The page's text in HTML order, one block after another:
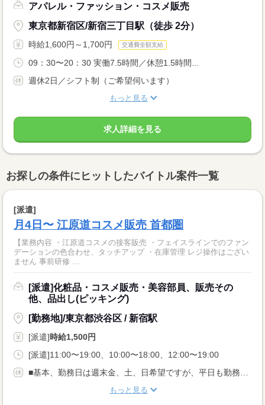
アパレル・ファッション・コスメ販売
東京都新宿区/新宿三丁目駅（徒歩 2分）
時給1,600円～1,700円 交通費全額支給
09：30〜20：30 実働7.5時間／休憩1.5時間...
週休2日／シフト制（ご希望伺います）
もっと見る
求人詳細を見る
お探しの条件にヒットしたバイトル案件一覧
[派遣]
月4日〜 江原道コスメ販売 首都圏
【業務内容 ・江原道コスメの接客販売 ・フェイスラインでのファン
デーションの色合わせ、タッチアップ ・在庫管理 レジ操作はござい
ません 事前研修 ...
[派遣]化粧品・コスメ販売・美容部員、販売その
他、品出し(ピッキング)
[勤務地]/東京都渋谷区 / 新宿駅
[派遣]時給1,500円
[派遣]11:00〜19:00、10:00〜18:00、12:00〜19:00
もっと見る